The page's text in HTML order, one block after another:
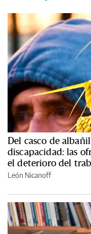
Del casco de
discapacidad: las
el deterioro del
León Nicanoff